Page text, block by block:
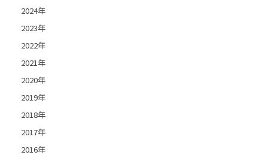
2024年
2023年
2022年
2021年
2020年
2019年
2018年
2017年
2016年